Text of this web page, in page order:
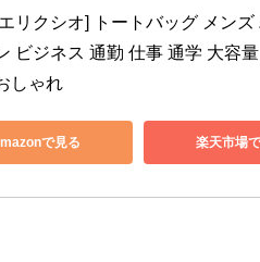
リクシオ] トートバッグ メン
ビジネス 通勤 仕事 通学 大容
しゃれ
で見る 楽天市場